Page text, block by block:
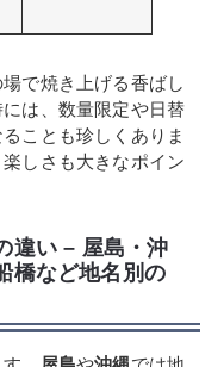
で焼き上げる香ばし
は、数量限定や日替
ことも珍しくありま
しさも大きなポイン
違い – 屋島・沖
橋など地名別の